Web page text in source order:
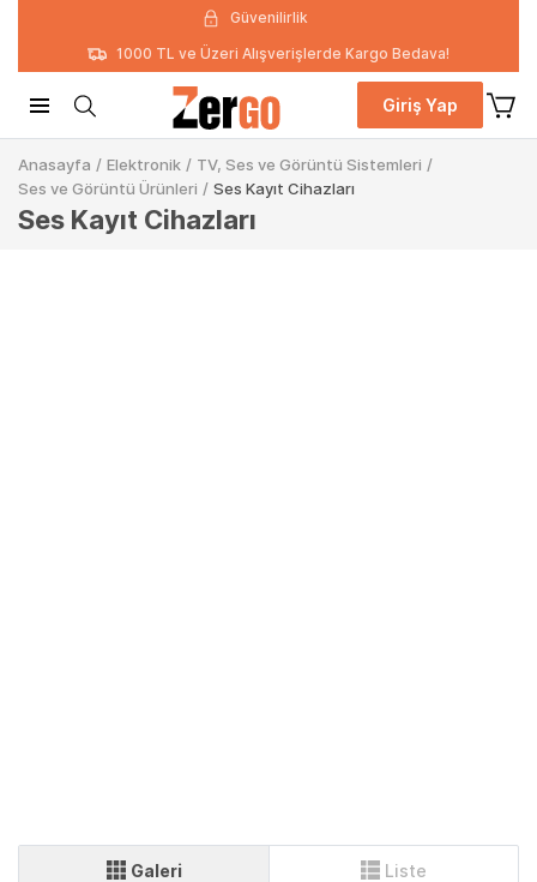
Güvenilirlik
1000 TL ve Üzeri Alışverişlerde Kargo Bedava!
Giriş Yap
Anasayfa / Elektronik / TV, Ses ve Görüntü Sistemleri /
Ses ve Görüntü Ürünleri / Ses Kayıt Cihazları
Ses Kayıt Cihazları
Galeri Liste